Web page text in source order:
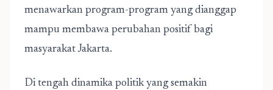
menawarkan program-program yang dianggap
mampu membawa perubahan positif bagi
masyarakat Jakarta.
Di tengah dinamika politik yang semakin